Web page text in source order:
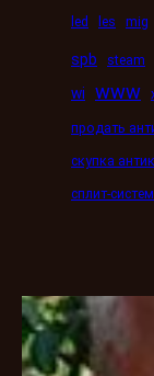
led les mig
spb steam
wi www
продать
скупка
сплит-